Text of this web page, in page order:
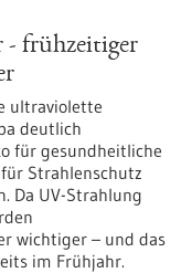
frühzeitiger
ultraviolette
deutlich
für gesundheitliche
Strahlenschutz
Da UV-Strahlung
wichtiger – und das
im Frühjahr.